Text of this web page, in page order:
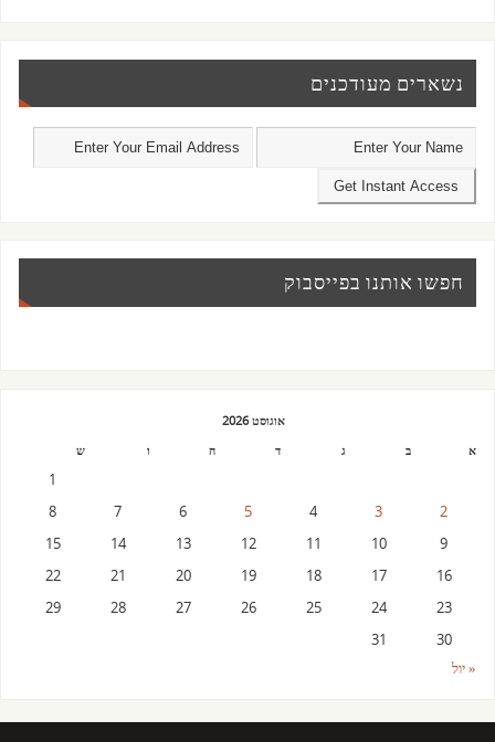
נשארים מעודכנים
חפשו אותנו בפייסבוק
אוגוסט 2026
א
ב ג ד ה ו ש
1
2
3
4
5
6
7
8
9
10
11
12
13
14
15
16
17
18
19
20
21
22
23
24
25
26
27
28
29
30
31
« יול